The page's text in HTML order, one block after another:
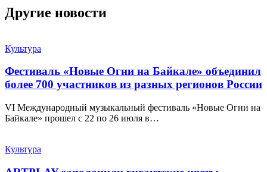
Другие новости
Культура
Фестиваль «Новые Огни на Байкале» объединил
более 700 участников из разных регионов России
VI Международный музыкальный фестиваль «Новые Огни на
Байкале» прошел с 22 по 26 июля в…
Культура